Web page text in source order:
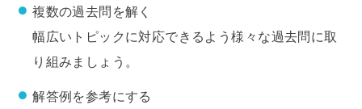
複数の過去問を解く
幅広いトピックに対応できるよう様々な過去問に取
り組みましょう。
解答例を参考にする